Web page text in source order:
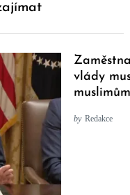
vlády
by Redakce